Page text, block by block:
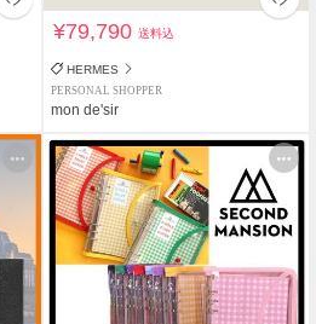
¥79,790送料込
HERMES
PERSONAL SHOPPER
mon de'sir